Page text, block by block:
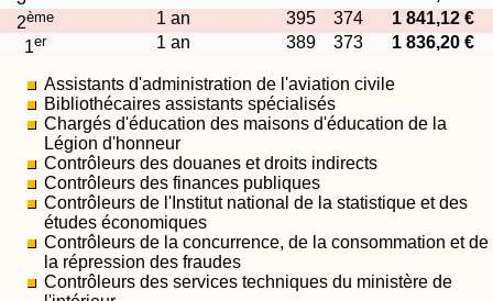
2ème 1 an 395 374
1 841,12 €
1er 1 an 389 373 1 836,20 €
Assistants d'administration de l'aviation civile
Bibliothécaires assistants spécialisés
Chargés d'éducation des maisons d'éducation de la
Légion d'honneur
Contrôleurs des douanes et droits indirects
Contrôleurs des finances publiques
Contrôleurs de l'Institut national de la statistique et des
études économiques
Contrôleurs de la concurrence, de la consommation et de
la répression des fraudes
Contrôleurs des services techniques du ministère de